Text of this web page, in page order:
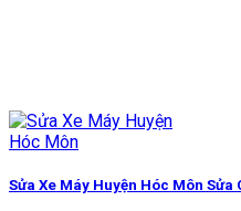
Sửa Xe Máy Huyện Hóc Môn Sửa